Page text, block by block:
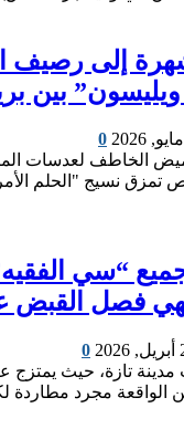
إلى رصيف
بين
0
​خلف الوميض الخاطف
تمزق نسيج "الحلم
“سي
فصل
0
دروب مدينة تازة، حيث يمتزج
الواقعة مجرد مطاردة